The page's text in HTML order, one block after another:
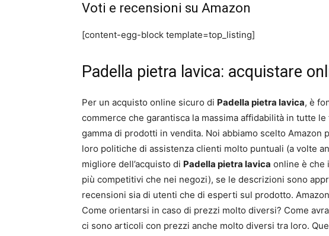
Voti e recensioni su Amazon
[content-egg-block template=top_listing]
Padella pietra lavica: acquistare
Per un acquisto online sicuro di Padella pietra lavica, è
commerce che garantisca la massima affidabilità in tutte le
gamma di prodotti in vendita. Noi abbiamo scelto
loro politiche di assistenza clienti molto puntuali (a volte
migliore dell’acquisto di Padella pietra lavica online è che
più competitivi che nei negozi), se le descrizioni sono
recensioni sia di utenti che di esperti sul prodotto.
Come orientarsi in caso di prezzi molto diversi? Come
ci sono articoli con prezzi anche molto diversi tra loro.